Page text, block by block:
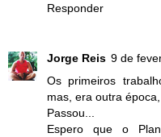
Responder
Jorge Reis 9 de
Os primeiros
mas, era outra
Passou...
Espero que o